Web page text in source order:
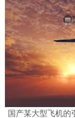
国产某大型飞机的